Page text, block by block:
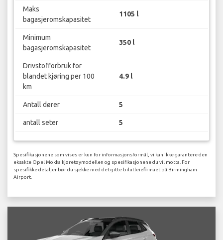
Maks
bagasjeromskapasitet
1105 l
Minimum
bagasjeromskapasitet
350 l
Drivstofforbruk for
blandet kjøring per 100
km
4.9 l
Antall dører 5
antall seter 5
Spesifikasjonene som vises er kun for informasjonsformål, vi kan ikke garantere den
eksakte Opel Mokka kjøretøymodellen og spesifikasjonene du vil motta. For
spesifikke detaljer bør du sjekke med det gitte bilutleiefirmaet på Birmingham
Airport.